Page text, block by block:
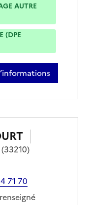
AUTRE
(DPE
(33210)
71 70